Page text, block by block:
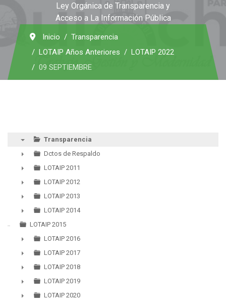
Ley Orgánica de Transparencia y
Acceso a La Información Pública
Inicio
Transparencia
LOTAIP Años Anteriores
LOTAIP 2022
09 SEPTIEMBRE
▼
Transparencia
►
Dctos de Respaldo
►
LOTAIP 2011
►
LOTAIP 2012
►
LOTAIP 2013
►
LOTAIP 2014
LOTAIP 2015
►
LOTAIP 2016
►
LOTAIP 2017
►
LOTAIP 2018
►
LOTAIP 2019
LOTAIP 2020